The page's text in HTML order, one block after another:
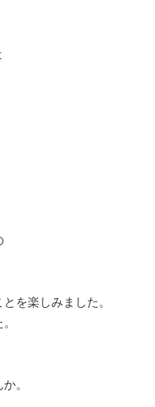
を楽しみました。
。